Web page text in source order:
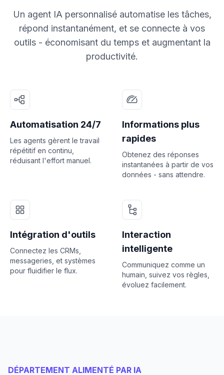
Un agent IA personnalisé automatise les tâches,
répond instantanément, et se connecte à vos
outils - économisant du temps et augmentant la
productivité.
Automatisation 24/7
Les agents gèrent le travail
répétitif en continu,
réduisant l'effort manuel.
Informations plus
rapides
Obtenez des réponses
instantanées à partir de vos
données - sans attendre.
Intégration d'outils
Connectez les CRMs,
messageries, et systèmes
pour fluidifier le flux.
Interaction
intelligente
Communiquez comme un
humain, suivez vos règles,
évoluez facilement.
DÉPARTEMENT ALIMENTÉ PAR IA